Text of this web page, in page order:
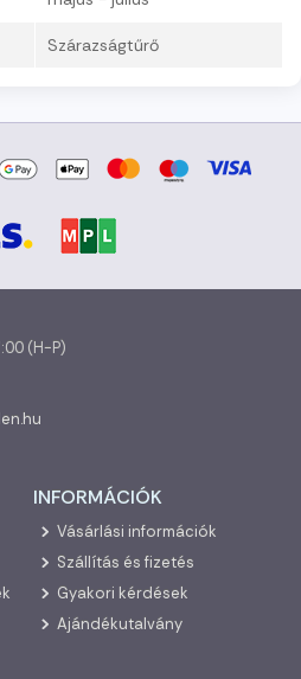
Szárazságtűrő
(H-P)
INFORMÁCIÓK
Vásárlási információk
Szállítás és fizetés
Gyakori kérdések
Ajándékutalvány